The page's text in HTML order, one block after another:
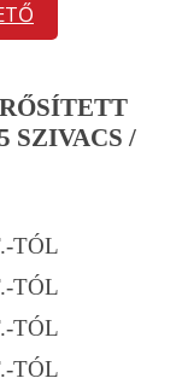
SZIVACS /
TÓL
TÓL
TÓL
TÓL